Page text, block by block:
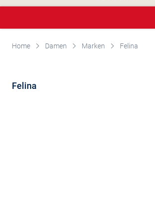
Home Damen Marken Felina
Felina